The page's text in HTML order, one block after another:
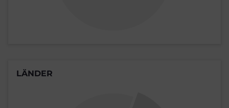
LÄNDER